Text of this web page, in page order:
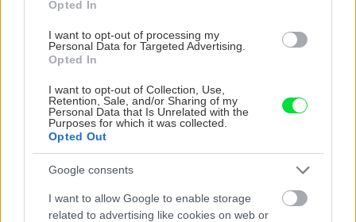
Opted In
I want to opt-out of processing my
Personal Data for Targeted Advertising.
Opted In
I want to opt-out of Collection, Use,
Retention, Sale, and/or Sharing of my
Personal Data that Is Unrelated with the
Purposes for which it was collected.
Opted Out
Google consents
I want to allow Google to enable storage
related to advertising like cookies on web or
Chystáte sa zavárať kápiu? Táto chyba ju
premení na nevábne mäkkú hmotu
Recepty
Coca–Cola veniec